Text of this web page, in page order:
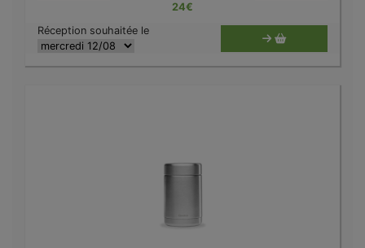
24€
Réception souhaitée le